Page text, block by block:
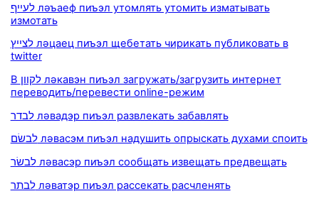
לעייף ләъаеф пиъэл утомлять утомить изматывать
измотать
לצייץ ләцаец пиъэл щебетать чирикать публиковать в
twitter
В לקוון ләкавэн пиъэл загружать/загрузить интернет
переводить/перевести online-режим
לבדר ләвадэр пиъэл развлекать забавлять
לבשׂם ләвасэм пиъэл надушить опрыскать духами споить
לבשׂר ләвасэр пиъэл сообщать извещать предвещать
לבתר ләватэр пиъэл рассекать расчленять